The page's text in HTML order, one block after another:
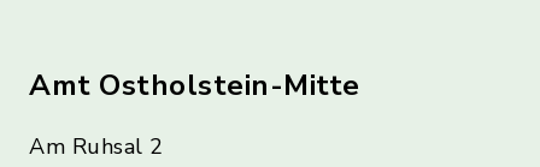
Amt Ostholstein-Mitte
Am Ruhsal 2